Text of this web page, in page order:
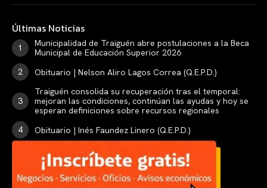
Últimas Noticias
Municipalidad de Traiguén abre postulaciones a la Beca
Municipal de Educación Superior 2026
Obituario | Nelson Aliro Lagos Correa (Q.E.P.D.)
Traiguén consolida su recuperación tras el temporal:
mejoran las condiciones, continúan las ayudas y hoy se
esperan definiciones sobre recursos regionales
Obituario | Inés Faundez Linero (Q.E.P.D.)